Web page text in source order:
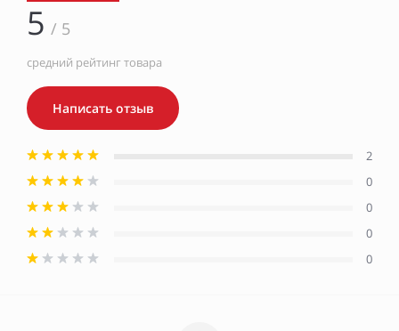
5 / 5
средний рейтинг товара
Написать отзыв
2
0
0
0
0